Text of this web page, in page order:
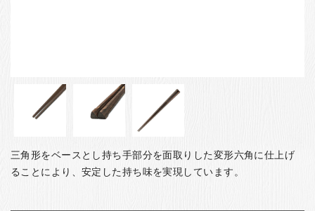
三角形をベースとし持ち手部分を面取りした変形六角に仕上げ
ることにより、安定した持ち味を実現しています。